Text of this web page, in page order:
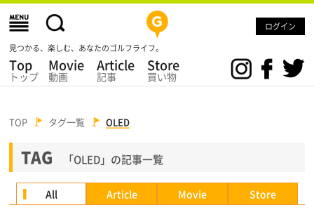
ログイン
見つかる、楽しむ、あなたのゴルフライフ。
Top
トップ
Movie
動画
Article
記事
Store
買い物
TOP タグ一覧 OLED
TAG 「OLED」の記事一覧
All Article Movie Store